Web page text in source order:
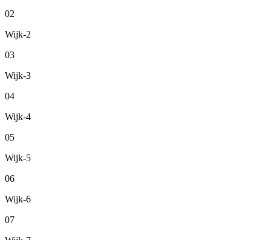
02
Wijk-2
03
Wijk-3
04
Wijk-4
05
Wijk-5
06
Wijk-6
07